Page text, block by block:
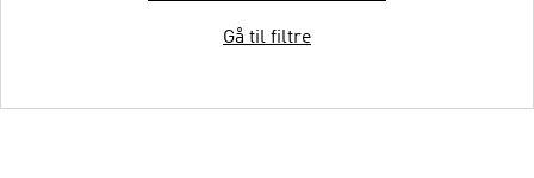
Gå til filtre